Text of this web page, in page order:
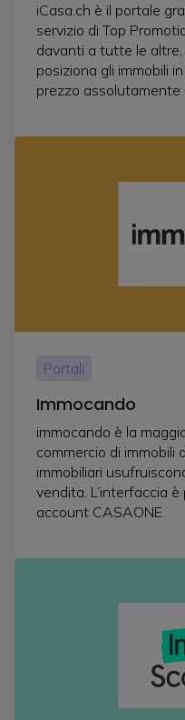
iCasa.ch è il portale
servizio di Top
davanti a tutte le
posiziona gli immobili
prezzo assolutamente
Portali
Immocando
immocando è la
commercio di immobili
immobiliari
vendita. L’interfaccia
account CASAONE.